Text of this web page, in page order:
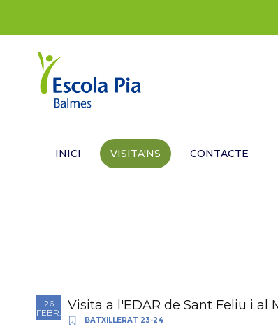
INICI VISITA'NS CONTACTE
26
FEBR.
Visita a l'EDAR de Sant Feliu i al
BATXILLERAT 23-24